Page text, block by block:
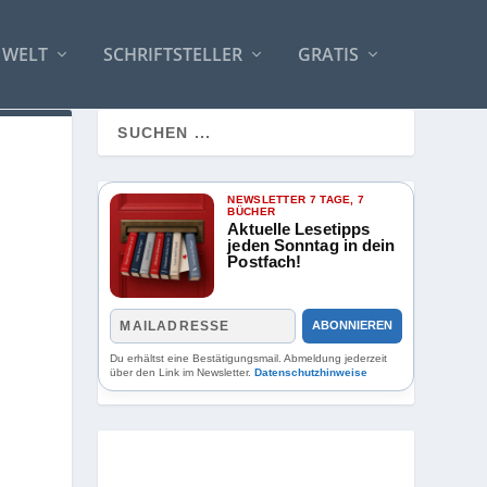
SCHRIFTSTELLER GRATIS
NEWSLETTER 7 TAGE, 7
BÜCHER
Aktuelle Lesetipps
jeden Sonntag in dein
Postfach!
ABONNIEREN
Du erhältst eine Bestätigungsmail. Abmeldung jederzeit
über den Link im Newsletter.Datenschutzhinweise